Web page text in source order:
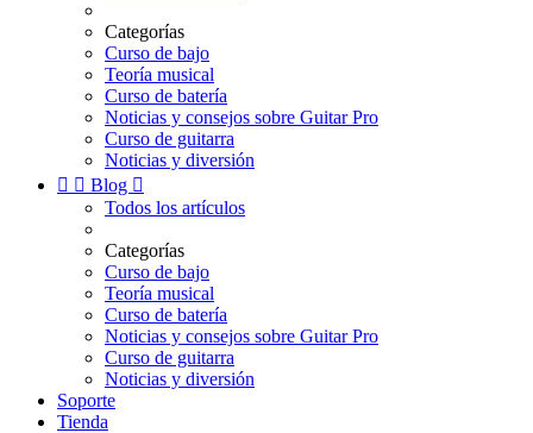
Categorías
Curso de bajo
Teoría musical
Curso de batería
Noticias y consejos sobre Guitar Pro
Curso de guitarra
Noticias y diversión
  Blog 
Todos los artículos
Categorías
Curso de bajo
Teoría musical
Curso de batería
Noticias y consejos sobre Guitar Pro
Curso de guitarra
Noticias y diversión
Soporte
Tienda